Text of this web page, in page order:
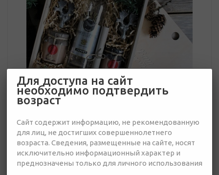
11 186 руб.
Много
Для доступа на сайт
необходимо подтвердить
возраст
Сайт содержит информацию, не рекомендованную
для лиц, не достигших совершеннолетнего
возраста. Сведения, размещенные на сайте, носят
исключительно информационный характер и
преднозначены только для личного использования